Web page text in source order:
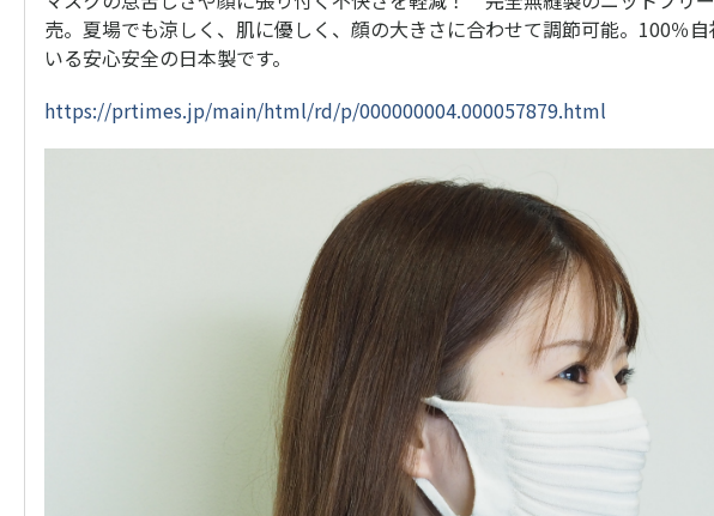
売。夏場でも涼しく、肌に優しく、顔の大きさに合わせて調節可能。100％
いる安心安全の日本製です。
https://prtimes.jp/main/html/rd/p/000000004.000057879.html